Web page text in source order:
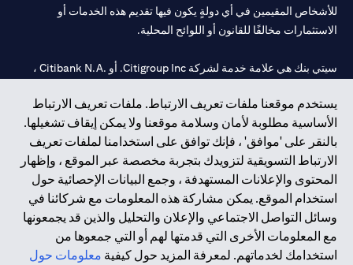
يستخدم موقعنا ملفات تعريف الارتباط. ملفات تعريف الارتباط
الأساسية مطلوبة لأمان وسلامة موقعنا ولا يمكن إيقاف تشغيلها.
بالنقر على 'موافق' ، فإنك توافق على استخدامنا لملفات تعريف
الارتباط التسويقية لتزويدك بتجربة مخصصة عبر الموقع ، وإظهار
المحتوى والإعلانات المستهدفة ، وجمع البيانات الإحصائية حول
استخدام الموقع. يمكن مشاركة هذه المعلومات مع شركائنا في
وسائل التواصل الاجتماعي والإعلان والتحليل والذين قد يجمعونها
مع المعلومات الأخرى التي قدمتها لهم أو التي جمعوها من
استخدامك لخدماتهم. لمعرفة المزيد حول كيفية معلومات حول
للأشخاص المقيمين في أي دولةٍ يكون فيها تقديم هذه الخدمات أو
الاستثمارات مخالفًا للقانون أو اللوائح المحلية.
سيتي بنك هي علامة خدمة لشركة Citigroup Inc. أو .Citibank N.A ،
سيتي بنك إن. إيه. الإمارات مسجل لدى مصرف الإمارات المركزي تحت
أرقام التراخيص 202563 لفرع الوصل في دبي، 531989 لفرع مول
الإمارات في دبي، وCN-1002019لفرع أبوظبي. هاتف: 4000 311 04.
فرع سيتي بنك إن إيه - الإمارات العربية المتحدة مرخص من مصرف
الإمارات العربية المتحدة المركزي كفرع لبنك أجنبي.
سيتي بنك إن إيه الإمارات العربية المتحدة مرخص من هيئة الأوراق المالية
والسلع في الإمارات العربية المتحدة ("SCA") للقيام بالنشاط المالي لـ أ)
الاستشارات المالية والتعريف والترويج بموجب ترخيص رقم